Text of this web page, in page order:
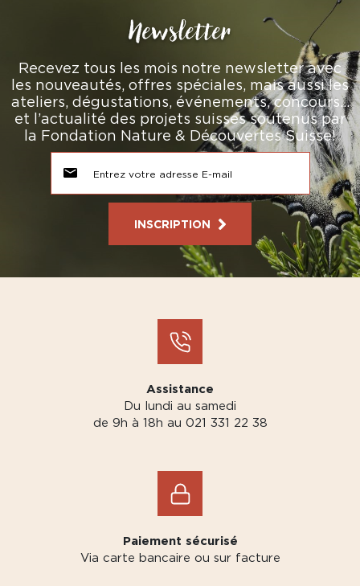
Newsletter
Recevez tous les mois notre newsletter avec
les nouveautés, offres spéciales, mais aussi les
ateliers, dégustations, événements, concours…
et l’actualité des projets suisses soutenus par
la Fondation Nature & Découvertes Suisse!
INSCRIPTION
Assistance
Du lundi au samedi
de 9h à 18h au 021 331 22 38
Paiement sécurisé
Via carte bancaire ou sur facture